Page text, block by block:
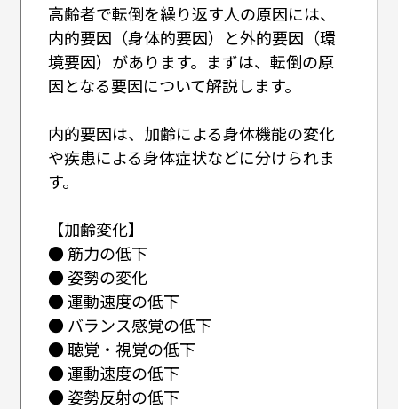
高齢者で転倒を繰り返す人の原因には、
内的要因（身体的要因）と外的要因（環
境要因）があります。まずは、転倒の原
因となる要因について解説します。
内的要因は、加齢による身体機能の変化
や疾患による身体症状などに分けられま
す。
【加齢変化】
● 筋力の低下
● 姿勢の変化
● 運動速度の低下
● バランス感覚の低下
● 聴覚・視覚の低下
● 運動速度の低下
● 姿勢反射の低下